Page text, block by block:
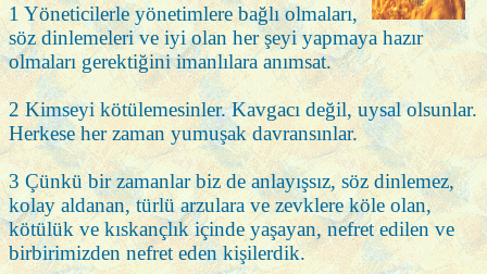
1 Yöneticilerle yönetimlere bağlı olmaları,
söz dinlemeleri ve iyi olan her şeyi yapmaya hazır
olmaları gerektiğini imanlılara anımsat.
2 Kimseyi kötülemesinler. Kavgacı değil, uysal olsunlar.
Herkese her zaman yumuşak davransınlar.
3 Çünkü bir zamanlar biz de anlayışsız, söz dinlemez,
kolay aldanan, türlü arzulara ve zevklere köle olan,
kötülük ve kıskançlık içinde yaşayan, nefret edilen ve
birbirimizden nefret eden kişilerdik.